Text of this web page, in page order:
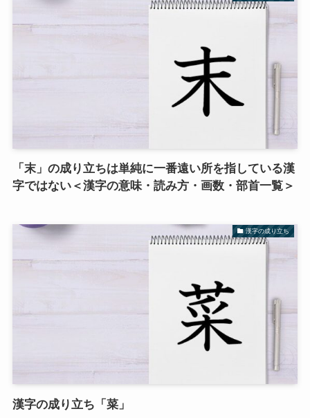
「末」の成り立ちは単純に一番遠い所を指している漢
字ではない＜漢字の意味・読み方・画数・部首一覧＞
漢字の成り立ち
漢字の成り立ち「菜」